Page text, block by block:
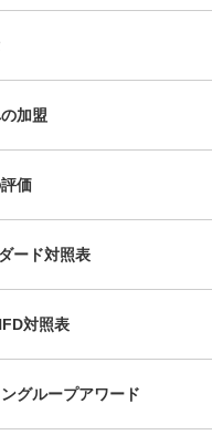
加盟
価
ード対照表
対照表
グループアワード